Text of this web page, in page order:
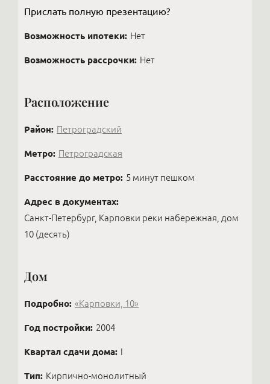
Прислать полную презентацию?
Возможность ипотеки: Нет
Возможность рассрочки: Нет
Расположение
Район: Петроградский
Метро: Петроградская
Расстояние до метро: 5 минут пешком
Адрес в документах:
Санкт-Петербург, Карповки реки набережная, дом
10 (десять)
Дом
Подробно: «Карповки, 10»
Год постройки: 2004
Квартал сдачи дома: I
Тип: Кирпично-монолитный